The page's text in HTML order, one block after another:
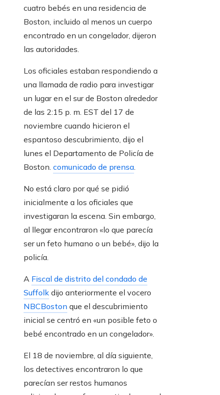
cuatro bebés en una residencia de
Boston, incluido al menos un cuerpo
encontrado en un congelador, dijeron
las autoridades.
Los oficiales estaban respondiendo a
una llamada de radio para investigar
un lugar en el sur de Boston alrededor
de las 2:15 p. m. EST del 17 de
noviembre cuando hicieron el
espantoso descubrimiento, dijo el
lunes el Departamento de Policía de
Boston. comunicado de prensa.
No está claro por qué se pidió
inicialmente a los oficiales que
investigaran la escena. Sin embargo,
al llegar encontraron «lo que parecía
ser un feto humano o un bebé», dijo la
policía.
A Fiscal de distrito del condado de
Suffolk dijo anteriormente el vocero
NBCBoston que el descubrimiento
inicial se centró en «un posible feto o
bebé encontrado en un congelador».
El 18 de noviembre, al día siguiente,
los detectives encontraron lo que
parecían ser restos humanos